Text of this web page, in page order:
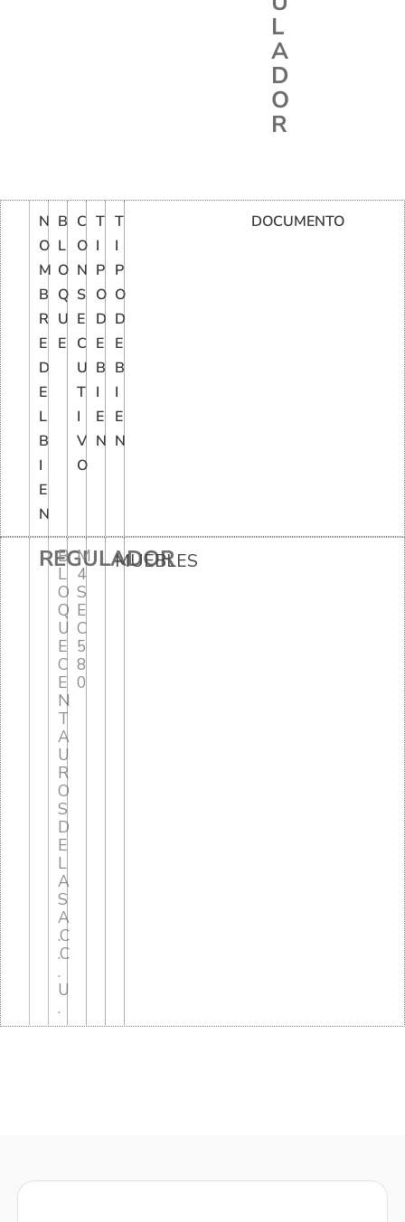
L
A
D
O
R
N
O
M
B
R
E
D
E
L
B
I
E
N
B
L
O
Q
U
E
C
O
N
S
E
C
U
T
I
V
O
T
I
P
O
D
E
B
I
E
N
T
I
P
O
D
E
B
I
E
N
DOCUMENTO
REGULADOR
B
L
O
Q
U
E
C
E
N
T
A
U
R
O
S
D
E
L
A
S
A
.C
.C
.
U
.
M
4
S
E
C
5
8
0
MUEBLES